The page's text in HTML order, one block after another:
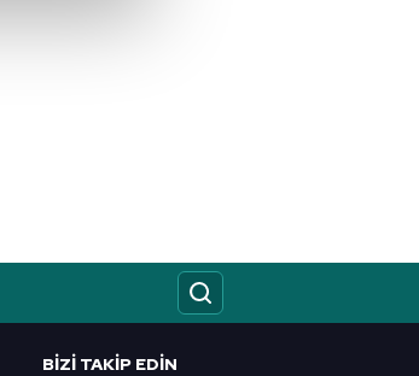
Ayarlar
BIZI TAKIP EDIN